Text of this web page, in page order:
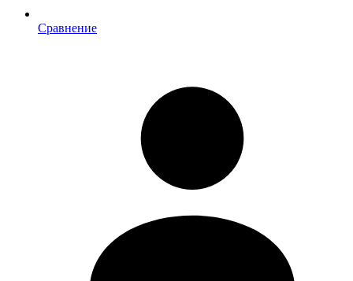
Сравнение